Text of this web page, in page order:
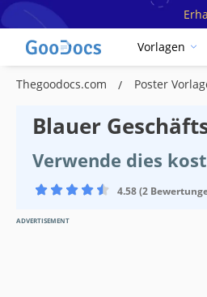
Vorlagen
Thegoodocs.com Poster
Blauer
Verwende dies
4.58 (2
ADVERTISEMENT